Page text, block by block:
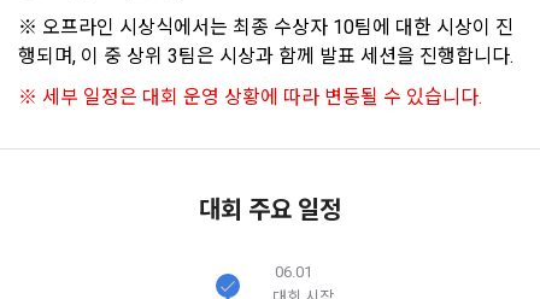
소셜 계정으로 로그인
구글 로그인
아직 데이콘 계정이 없나요? 회원가입
시 보내시겠습니까?
데이콘 회원가입을 환영합니다. 메일 인증은 데이콘 회원가입
을 위한 필수 절차입니다. 아래 이메일을 인증하여 회원가입 절
8. “교육”이라 함은 “회사”가  제공하는 교육컨텐츠를 포함한 온
라인/오프라인 교육서비스를 말한다.
9. "아이디"라 함은 회원의 식별과 회원의 서비스 이용을 위하여
이디를 부여받은 자와 동일인임을 확인하고 "회원"의 권익을 보
호하기 위하여 "회원"이 선정한 문자와 숫자의 조합 또는 이와
보를 이용하지 않습니다.
1) 회원관리
의에 대한 응답, 새로운 정보의 소개 및 고지사항 전달
2) 서비스 제공에 관한 계약 이행 및 서비스 제공에 따른 요금정
본인인증, 채용정보 매칭 및 컨텐츠 제공을 위한 개인식별, 회원
※ 오프라인 시상식에서는 최종 수상자 10팀에 대한 시상이 진
행되며, 이 중 상위 3팀은 시상과 함께 발표 세션을 진행합니다.
※ 세부 일정은 대회 운영 상황에 따라 변동될 수 있습니다.
대회 주요 일정
06.01